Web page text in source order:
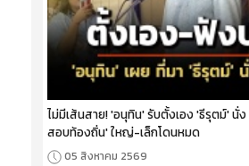
ไม่มีเส้นสาย! 'อนุทิน' รับตั้งเอง 'ธีรุตม์' นั่
สอบท้องถิ่น' ใหญ่-เล็กโดนหมด
05 สิงหาคม 2569